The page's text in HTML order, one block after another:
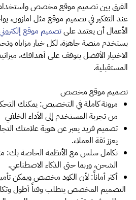
الفرق بين تصميم موقع مخصص
عند التفكير في تصميم موقع مثل امازون،
الأعمال أن يعتمد علىتصميم موقع
يستخدم منصة جاهزة، لكل خيار مزاياه
الاختيار الأفضل يتوقف على أهدافك،
المستقبلية.
تصميم موقع مخصص
مرونة كاملة في التخصيص: يمكنك
من تجربة المستخدم إلى الأداء الخلفي
تصميم فريد يعبر عن هوية علامتك
يعزز ثقة العملاء.
تكامل سلس مع الأنظمة الخاصة بك:
الشحن، وربما حتى الذكاء الاصطناعي.
أكثر أماناً: لأن الكود مخصص ويمكن
التصميم المخصص يتطلب وقتاً أطول